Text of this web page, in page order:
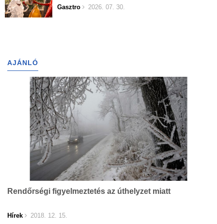
Gasztro 2026. 07. 30.
AJÁNLÓ
Rendőrségi figyelmeztetés az úthelyzet miatt
Hírek 2018. 12. 15.